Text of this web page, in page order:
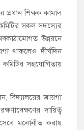
প্রধান শিক্ষক কামাল
সকল সদস্যের
উন্নয়নে
থাকলেও দীর্ঘদিন
সহযোগিতায়
বিদ্যালয়ের জায়গা
দায়িত্ব
মনোনীত করায়